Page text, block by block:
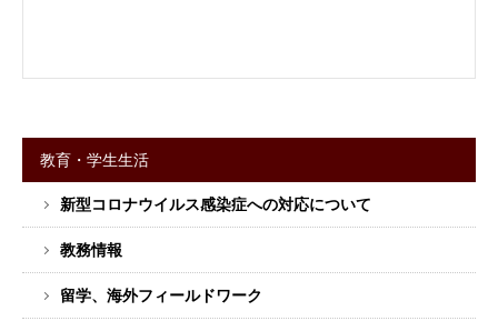
ー
メ
教育・学生生活
新型コロナウイルス感染症への対応について
教務情報
留学、海外フィールドワーク